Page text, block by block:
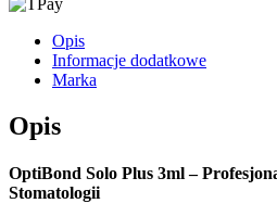
Opis
Informacje dodatkowe
Marka
Opis
OptiBond Solo Plus 3ml –
Stomatologii